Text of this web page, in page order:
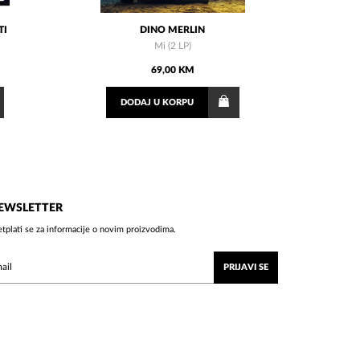
DINO MERLIN
Mi (2 LP)
69,00 KM
DODAJU KORPU
se za informacije o novim proizvodima.
PRIJAVI SE